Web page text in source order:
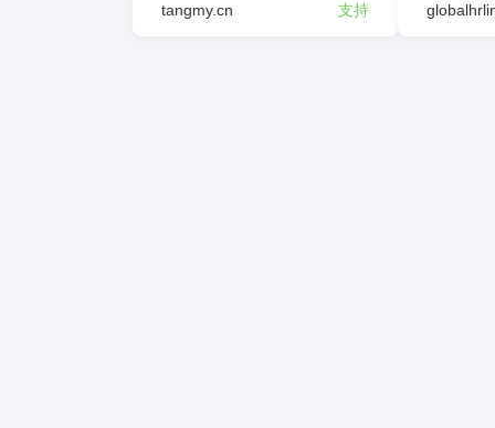
tangmy.cn 支持